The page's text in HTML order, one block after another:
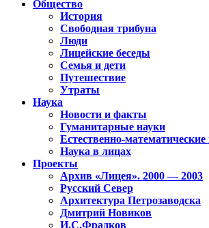
Общество
История
Свободная трибуна
Люди
Лицейские беседы
Семья и дети
Путешествие
Утраты
Наука
Новости и факты
Гуманитарные науки
Естественно-математические
Наука в лицах
Проекты
Архив «Лицея». 2000 — 2003
Русский Север
Архитектура Петрозаводска
Дмитрий Новиков
И.С.Фрадков